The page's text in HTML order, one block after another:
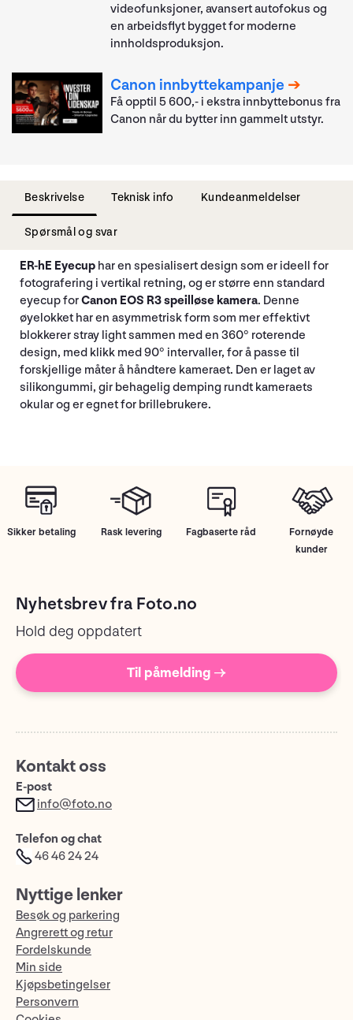
videofunksjoner, avansert autofokus og
en arbeidsflyt bygget for moderne
innholdsproduksjon.
Canon innbyttekampanje
Få opptil 5 600,- i ekstra innbyttebonus fra
Canon når du bytter inn gammelt utstyr.
Beskrivelse Teknisk info Kundeanmeldelser
Spørsmål og svar
ER-hE Eyecup har en spesialisert design som er ideell for
fotografering i vertikal retning, og er større enn standard
eyecup forCanon EOS R3 speilløse kamera. Denne
øyelokket har en asymmetrisk form som mer effektivt
blokkerer stray light sammen med en 360° roterende
design, med klikk med 90° intervaller, for å passe til
forskjellige måter å håndtere kameraet. Den er laget av
silikongummi, gir behagelig demping rundt kameraets
okular og er egnet for brillebrukere.
Sikker betaling Rask levering Fagbaserte råd
Fornøyde
kunder
Nyhetsbrev fra Foto.no
Hold deg oppdatert
Til påmelding →
Kontakt oss
E-post
info@foto.no
Telefon og chat
46 46 24 24
Nyttige lenker
Besøk og parkering
Angrerett og retur
Fordelskunde
Min side
Kjøpsbetingelser
Personvern